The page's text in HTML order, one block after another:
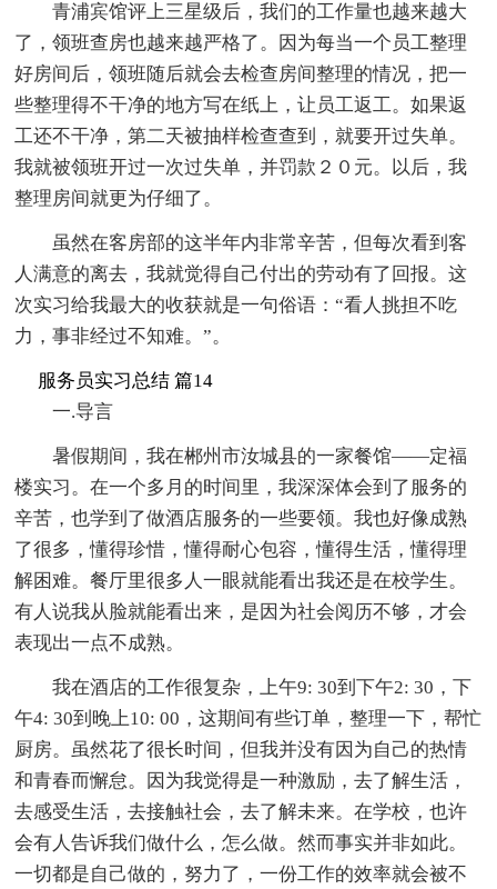
青浦宾馆评上三星级后，我们的工作量也越来越大
了，领班查房也越来越严格了。因为每当一个员工整理
好房间后，领班随后就会去检查房间整理的情况，把一
些整理得不干净的地方写在纸上，让员工返工。如果返
工还不干净，第二天被抽样检查查到，就要开过失单。
我就被领班开过一次过失单，并罚款２０元。以后，我
整理房间就更为仔细了。
虽然在客房部的这半年内非常辛苦，但每次看到客
人满意的离去，我就觉得自己付出的劳动有了回报。这
次实习给我最大的收获就是一句俗语：“看人挑担不吃
力，事非经过不知难。”。
服务员实习总结 篇14
一.导言
暑假期间，我在郴州市汝城县的一家餐馆——定福
楼实习。在一个多月的时间里，我深深体会到了服务的
辛苦，也学到了做酒店服务的一些要领。我也好像成熟
了很多，懂得珍惜，懂得耐心包容，懂得生活，懂得理
解困难。餐厅里很多人一眼就能看出我还是在校学生。
有人说我从脸就能看出来，是因为社会阅历不够，才会
表现出一点不成熟。
我在酒店的工作很复杂，上午9: 30到下午2: 30，下
午4: 30到晚上10: 00，这期间有些订单，整理一下，帮忙
厨房。虽然花了很长时间，但我并没有因为自己的热情
和青春而懈怠。因为我觉得是一种激励，去了解生活，
去感受生活，去接触社会，去了解未来。在学校，也许
会有人告诉我们做什么，怎么做。然而事实并非如此。
一切都是自己做的，努力了，一份工作的效率就会被不